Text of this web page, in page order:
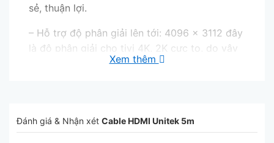
sẻ, thuận lợi.
– Hỗ trợ độ phân giải lên tới: 4096 × 3112 đây
là độ phân giải cho tivi 4K, 2K cực to, do vậy
hình ảnh vẫn đảm bảo siêu nét, siêu mịn dù sử
nghệ mới nhất giúp người dùng nhìn được hình
ảnh sắc nét,sống động đến từng ngọn tóc,
Xem thêm
Đánh giá & Nhận xét Cable HDMI Unitek 5m